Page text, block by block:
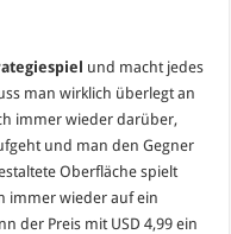
und macht jedes
man wirklich überlegt an
immer wieder darüber,
und man den Gegner
Oberfläche spielt
immer wieder auf ein
der Preis mit USD 4,99 ein